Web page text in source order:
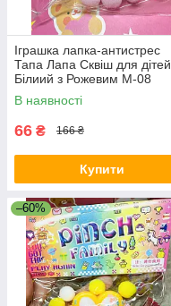
Іграшка лапка-антистрес
Тапа Лапа Сквіш для дітей
Білиий з Рожевим М-08
В наявності
66 ₴ 166 ₴
Купити
–60%